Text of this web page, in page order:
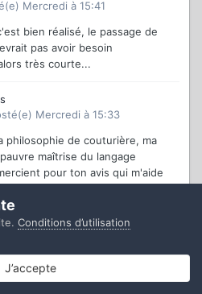
Mercredi à 15:41
bien réalisé, le passage de
pas avoir besoin
très courte...
Mercredi à 15:33
philosophie de couturière, ma
maîtrise du langage
pour ton avis qui m'aide
En postant ici, c'est
de message que je...
HC-X1600
Conditions d’utilisation
J’accepte